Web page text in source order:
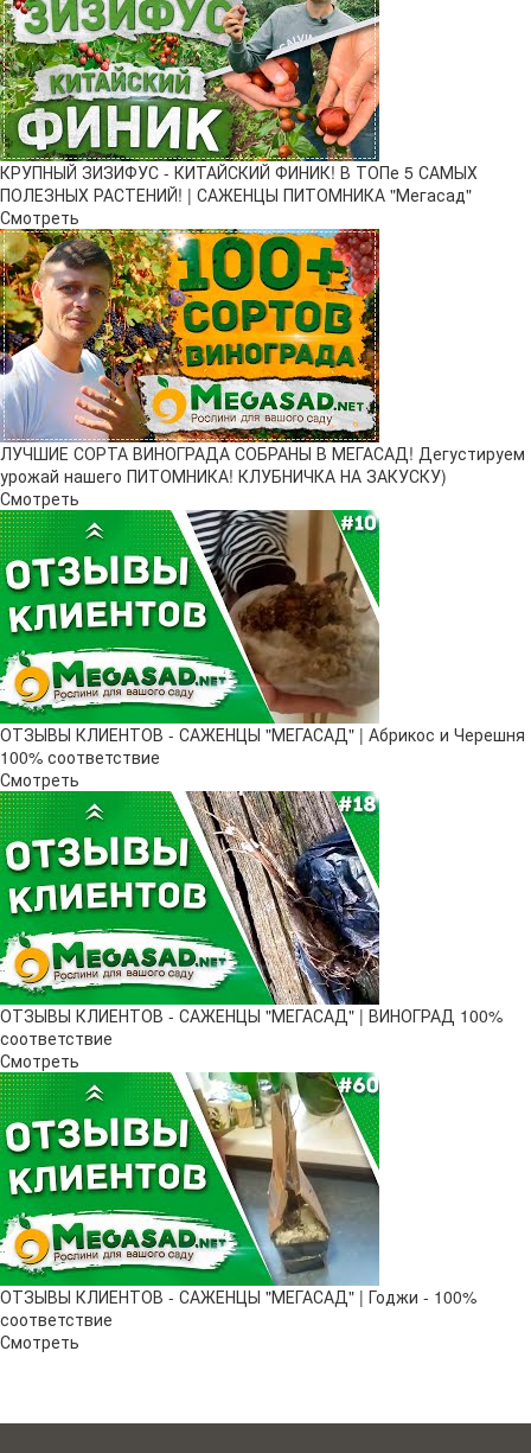
КРУПНЫЙ ЗИЗИФУС - КИТАЙСКИЙ ФИНИК! В ТОПе 5 САМЫХ
ПОЛЕЗНЫХ РАСТЕНИЙ! | САЖЕНЦЫ ПИТОМНИКА "Мегасад"
Смотреть
ЛУЧШИЕ СОРТА ВИНОГРАДА СОБРАНЫ В МЕГАСАД! Дегустируем
урожай нашего ПИТОМНИКА! КЛУБНИЧКА НА ЗАКУСКУ)
Смотреть
ОТЗЫВЫ КЛИЕНТОВ - САЖЕНЦЫ "МЕГАСАД" | Абрикос и Черешня
100% соответствие
Смотреть
ОТЗЫВЫ КЛИЕНТОВ - САЖЕНЦЫ "МЕГАСАД" | ВИНОГРАД 100%
соответствие
Смотреть
ОТЗЫВЫ КЛИЕНТОВ - САЖЕНЦЫ "МЕГАСАД" | Годжи - 100%
соответствие
Смотреть